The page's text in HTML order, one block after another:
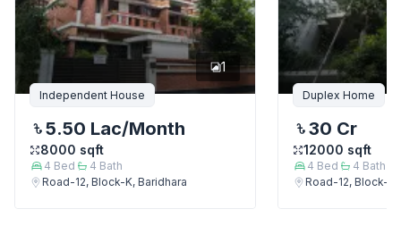
1
Independent House
5.50 Lac/Month
8000 sqft
4 Bed 4 Bath
Road-12, Block-K, Baridhara
Duplex Home
30 Cr
12000 sqft
4 Bed 4 Bath
Road-12, Block-K,